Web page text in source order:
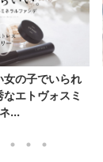
女の子でいられ
エトヴォスミ
ネ...